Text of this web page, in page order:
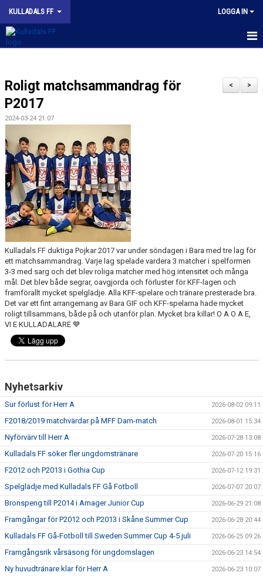
KULLADALS FF LOGGA IN
OM KLUBBEN
NYHETER
KONTAKT
INFORMATION MED POLICY
DOKUMENT
BILDGALLERI
INBETALNING
PROFILKLÄDER
KFF FACEBOOK
KFF INSTAGRAM
MEDLEM INTRESSEANMÄLAN
>
<
Roligt matchsammandrag för
P2017
2024-03-24 21:07
Kulladals FF duktiga Pojkar 2017 var under söndagen i Bara med tre lag för
ett matchsammandrag. Varje lag spelade vardera 3 matcher i spelformen
3-3 med sarg och det blev roliga matcher med hög intensitet och många
mål. Det blev både segrar, oavgjorda och förluster för KFF-lagen och
framförallt mycket spelglädje. Alla KFF-spelare och tränare presterade bra.
Det var ett fint arrangemang av Bara GIF och KFF-spelarna hade mycket
roligt tillsammans, både på och utanför plan. Mycket bra killar! O A O A E,
VI E KULLADALARE 💙
Nyhetsarkiv
Sur förlust för Herr A 2026-08-02 09:11
F2018/2019 matchvärdar på MFF Dam-match 2026-08-01 15:34
Nyförvärv till Herr A 2026-07-28 13:08
Kulladals FF söker fler ungdomstränare 2026-07-20 15:16
F2012 och P2013 i Gothia Cup 2026-07-12 19:31
Spelglädje med Kulladals FF Gå Fotboll 2026-07-07 20:07
Bronspeng till P2014 i Amager Junior Cup 2026-06-29 21:08
Framgångar för P2012 och P2013 i Skåne Summer Cup 2026-06-28 20:44
Kulladals FF Gå-Fotboll till Sweden Summer Cup 4-5 juli 2026-06-25 09:26
Framgångsrik vårsäsong för ungdomslagen 2026-06-23 14:54
Ny huvudtränare klar för Herr A 2026-06-23 10:07